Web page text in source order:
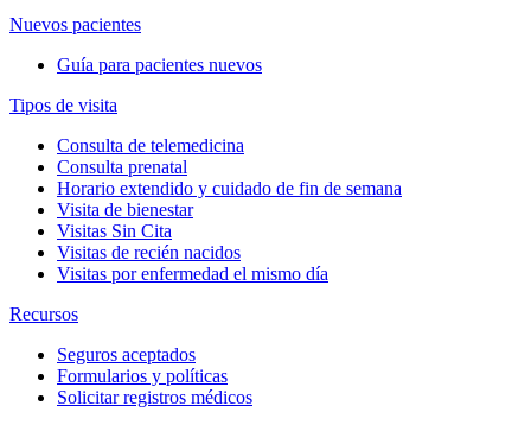
Nuevos pacientes
Guía para pacientes nuevos
Tipos de visita
Consulta de telemedicina
Consulta prenatal
Horario extendido y cuidado de fin de semana
Visita de bienestar
Visitas Sin Cita
Visitas de recién nacidos
Visitas por enfermedad el mismo día
Recursos
Seguros aceptados
Formularios y políticas
Solicitar registros médicos